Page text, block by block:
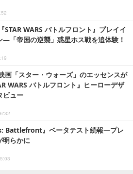
STAR WARS バトルフロント』プレイイ
―「帝国の逆襲」惑星ホス戦を追体験！
画「スター・ウォーズ」のエッセンスが
WARS バトルフロント』ヒーローデザ
ビュー
Battlefront』ベータテスト続報―プレ
明らかに